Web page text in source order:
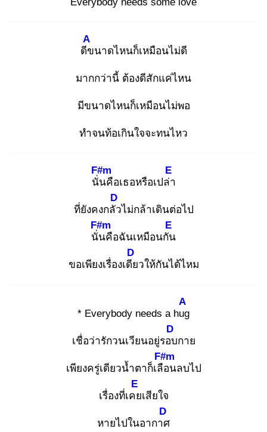
ดีข
A
นาดไหนก็เหมือนไม่ดี
มากกว่านี้ ต้องดีสักแค่ไหน
มีขนาดไหนก็เหมือนไม่พอ
ทำจนท้อเกินใจจะทนไหว
นั่น
F#m
คือเธอหรือเปล่า
E
ที่ยังคงกลัว
D
ไม่กล้าเดินต่อไป
นั่น
F#m
คือฉันเหมือนกัน
E
ขอเพียงเรื่องเดีย
D
วให้กันได้ไหม
* Everybody needs a hug
A
เชื่อว่ารักวนเวียนอยู่รอบ
D
กาย
เพียงครู่เดียวน้ำตาก็เลือ
F#m
นลบไป
เรื่องที่เคย
E
เสียใจ
หายไปในอากาศ
D